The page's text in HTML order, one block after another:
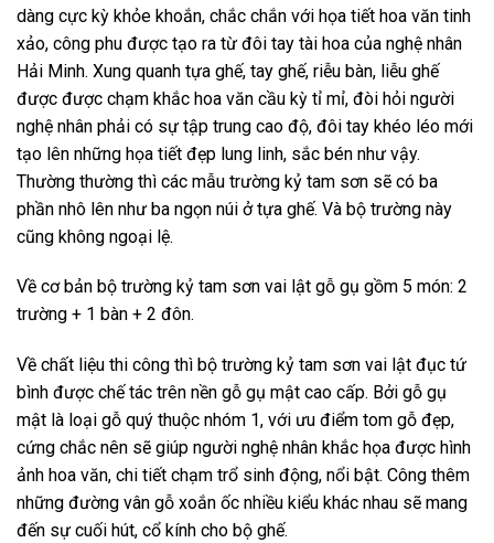
dàng cực kỳ khỏe khoắn, chắc chắn với họa tiết hoa văn tinh
xảo, công phu được tạo ra từ đôi tay tài hoa của nghệ nhân
Hải Minh. Xung quanh tựa ghế, tay ghế, riễu bàn, liễu ghế
được được chạm khắc hoa văn cầu kỳ tỉ mỉ, đòi hỏi người
nghệ nhân phải có sự tập trung cao độ, đôi tay khéo léo mới
tạo lên những họa tiết đẹp lung linh, sắc bén như vậy.
Thường thường thì các mẫu trường kỷ tam sơn sẽ có ba
phần nhô lên như ba ngọn núi ở tựa ghế. Và bộ trường này
cũng không ngoại lệ.
Về cơ bản bộ trường kỷ tam sơn vai lật gỗ gụ gồm 5 món: 2
trường + 1 bàn + 2 đôn.
Về chất liệu thi công thì bộ trường kỷ tam sơn vai lật đục tứ
bình được chế tác trên nền gỗ gụ mật cao cấp. Bởi gỗ gụ
mật là loại gỗ quý thuộc nhóm 1, với ưu điểm tom gỗ đẹp,
cứng chắc nên sẽ giúp người nghệ nhân khắc họa được hình
ảnh hoa văn, chi tiết chạm trổ sinh động, nổi bật. Công thêm
những đường vân gỗ xoắn ốc nhiều kiểu khác nhau sẽ mang
đến sự cuối hút, cổ kính cho bộ ghế.